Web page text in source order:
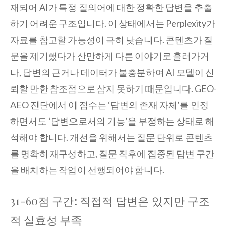
재되어 AI가 특정 질의어에 대한 정확한 답변을 추출
하기 어려운 구조입니다. 이 상태에서는 Perplexity가
자료를 참고할 가능성이 극히 낮습니다. 콘텐츠가 질
문을 제기했다가 산만하게 다른 이야기로 흘러가거
나, 답변의 근거나 데이터가 불충분하여 AI 모델이 신
뢰할 만한 참조점으로 삼지 못하기 때문입니다. GEO-
AEO 진단에서 이 점수는 ‘답변의 존재 자체’를 인정
하면서도 ‘답변으로서의 기능’을 부정하는 상태로 해
석해야 합니다. 개선을 위해서는 질문 단위로 콘텐츠
를 명확히 재구성하고, 질문 직후에 집중된 답변 구간
을 배치하는 작업이 선행되어야 합니다.
31-60점 구간: 직접적 답변은 있지만 구조
적 실효성 부족